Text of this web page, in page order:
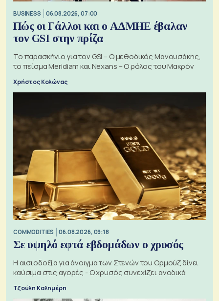
BUSINESS 06.08.2026, 07:00
Πώς οι Γάλλοι και ο ΑΔΜΗΕ έβαλαν
τον GSI στην πρίζα
Το παρασκήνιο για τον GSI – Ο μεθοδικός Μανουσάκης,
το πείσμα Meridiam και Nexans – Ο ρόλος του Μακρόν
Χρήστος Κολώνας
COMMODITIES 06.08.2026, 09:18
Σε υψηλό εφτά εβδομάδων ο χρυσός
Η αισιοδοξία για άνοιγμα των Στενών του Ορμούζ δίνει
καύσιμα στις αγορές - Ο χρυσός συνεχίζει ανοδικά
Τζούλη Καλημέρη